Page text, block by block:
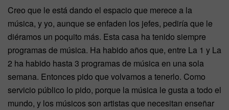
Creo que le está dando el espacio que merece a la
música, y yo, aunque se enfaden los jefes, pediría que le
diéramos un poquito más. Esta casa ha tenido siempre
programas de música. Ha habido años que, entre La 1 y La
2 ha habido hasta 3 programas de música en una sola
semana. Entonces pido que volvamos a tenerlo. Como
servicio público lo pido, porque la música le gusta a todo el
mundo, y los músicos son artistas que necesitan enseñar